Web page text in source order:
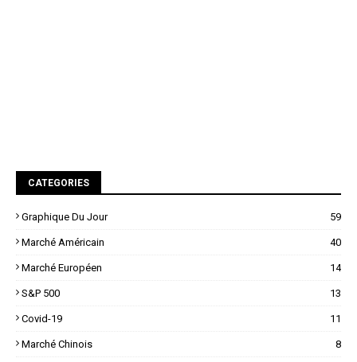
CATEGORIES
Graphique Du Jour 59
Marché Américain 40
Marché Européen 14
S&P 500 13
Covid-19 11
Marché Chinois 8